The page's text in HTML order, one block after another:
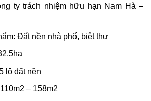
ty trách nhiệm hữu hạn Nam Hà –
Đất nền nhà phố, biệt thự
lô đất nền
– 158m2